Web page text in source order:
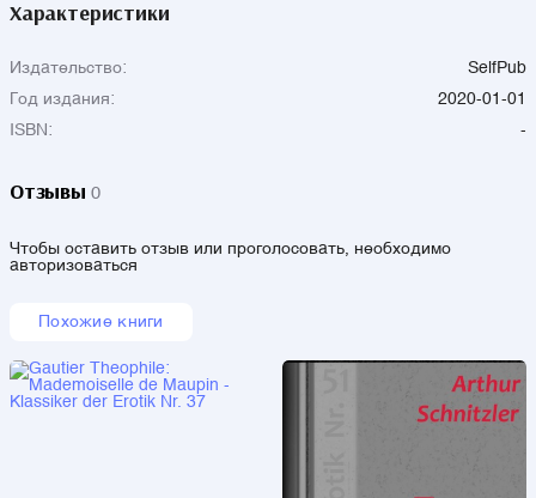
Характеристики
Издательство:
SelfPub
Год издания:
2020-01-01
ISBN:
-
Отзывы 0
Чтобы оставить отзыв или проголосовать, необходимо
авторизоваться
Похожие книги